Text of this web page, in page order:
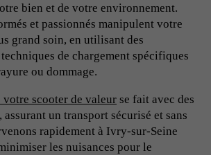
bien et de votre environnement.
et passionnés manipulent votre
grand soin, en utilisant des
de chargement spécifiques
ou dommage.
votre scooter de valeur se fait avec des
un transport sécurisé et sans
rapidement à Ivry-sur-Seine
les nuisances pour le